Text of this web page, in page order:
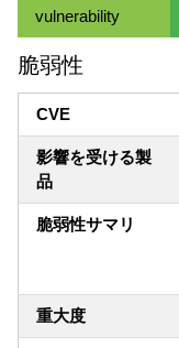
vulnerability
脆弱性
CVE
影響を受ける製
品
脆弱性サマリ
重大度